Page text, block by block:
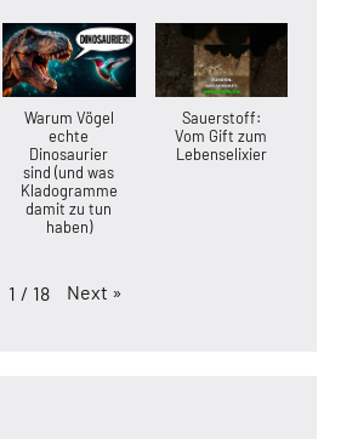
Warum Vögel
echte
Dinosaurier
sind (und was
Kladogramme
damit zu tun
haben)
Sauerstoff:
Vom Gift zum
Lebenselixier
1 / 18 Next »